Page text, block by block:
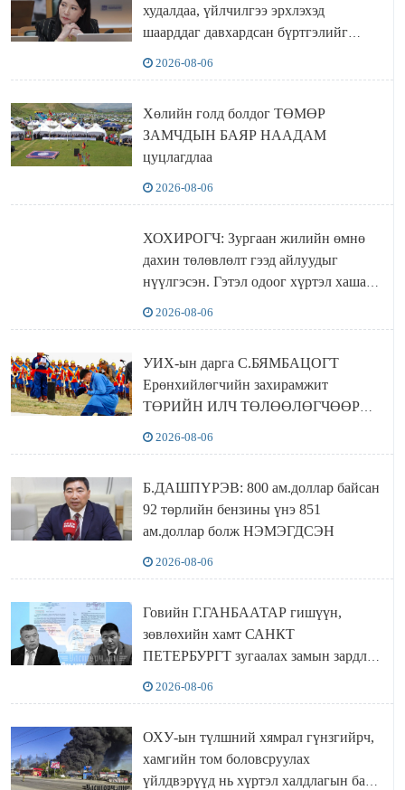
худалдаа, үйлчилгээ эрхлэхэд
шаарддаг давхардсан бүртгэлийг
2026-08-06
Хөлийн голд болдог ТӨМӨР
ЗАМЧДЫН БАЯР НААДАМ
цуцлагдлаа
2026-08-06
ХОХИРОГЧ: Зургаан жилийн өмнө
дахин төлөвлөлт гээд айлуудыг
нүүлгэсэн. Гэтэл одоог хүртэл хашаа
2026-08-06
УИХ-ын дарга С.БЯМБАЦОГТ
Ерөнхийлөгчийн захирамжит
ТӨРИЙН ИЛЧ ТӨЛӨӨЛӨГЧӨӨР
2026-08-06
Б.ДАШПҮРЭВ: 800 ам.доллар байсан
92 төрлийн бензины үнэ 851
ам.доллар болж НЭМЭГДСЭН
2026-08-06
Говийн Г.ГАНБААТАР гишүүн,
зөвлөхийн хамт САНКТ
ПЕТЕРБУРГТ зугаалах замын зардлаа
2026-08-06
ОХУ-ын түлшний хямрал гүнзгийрч,
хамгийн том боловсруулах
үйлдвэрүүд нь хүртэл халдлагын бай